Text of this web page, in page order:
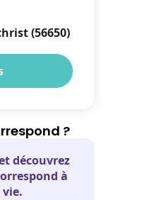
(56650)
?
découvrez
à